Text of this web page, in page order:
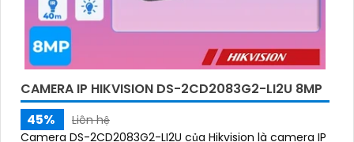
CAMERA IP HIKVISION DS-2CD2083G2-LI2U 8MP
45%
Liên hệ
Camera DS-2CD2083G2-LI2U của Hikvision là camera IP